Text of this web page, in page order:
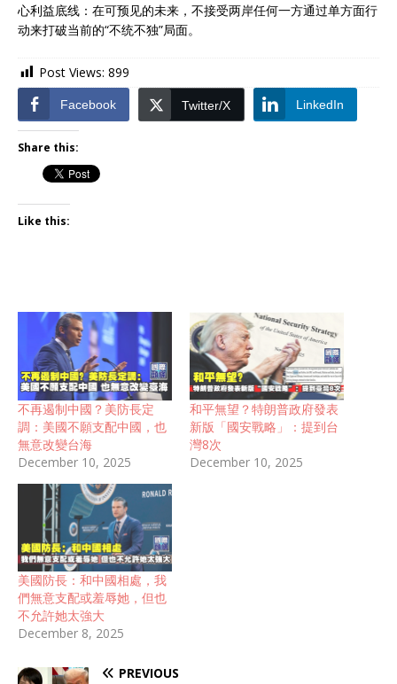
心利益底线：在可预见的未来，不接受两岸任何一方通过单方面行
动来打破当前的“不统不独”局面。
Post Views: 899
Facebook Twitter/X LinkedIn
Share this:
Like this:
不再遏制中國？美防長定
調：美國不願支配中國，也
無意改變台海
December 10, 2025
和平無望？特朗普政府發表
新版「國安戰略」：提到台
灣8次
December 10, 2025
美國防長：和中國相處，我
們無意支配或羞辱她，但也
不允許她太強大
December 8, 2025
PREVIOUS